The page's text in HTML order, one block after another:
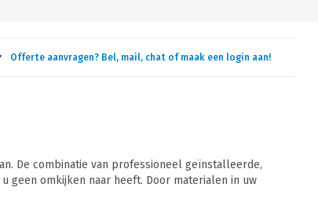
Offerte aanvragen? Bel, mail, chat of maak een login aan!
De combinatie van professioneel geïnstalleerde,
omkijken naar heeft. Door materialen in uw